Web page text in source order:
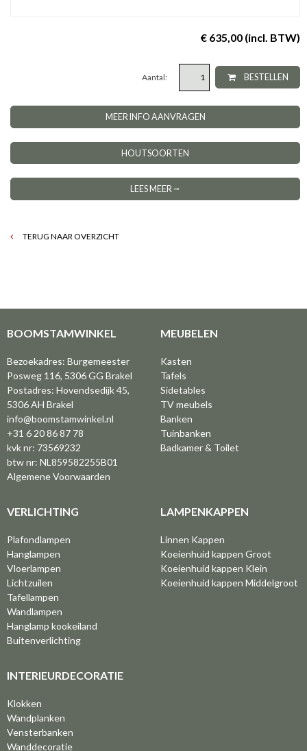
€ 635,00 (incl. BTW)
Aantal: BESTELLEN
MEER INFO AANVRAGEN
HOUTSOORTEN
LEES MEER ⭢
TERUG NAAR OVERZICHT
BOOMSTAMWINKEL
Bezoekadres: Burgemeester
Posweg 116, 5306 GG Brakel
Postadres: Hovendsedijk 45,
5306 AH Brakel
info@boomstamwinkel.nl
+31 6 20 86 87 78
kvk nr: 73569232
btw nr: NL859582255B01
Algemene Voorwaarden
MEUBELEN
Kasten
Tafels
Sidetables
TV meubels
Banken
Tuinbanken
Badkamer & Toilet
VERLICHTING
Plafondlampen
Hanglampen
Vloerlampen
Lichtzuilen
Tafellampen
Wandlampen
Hanglamp kookeiland
Buitenverlichting
LAMPENKAPPEN
Linnen Kappen
Koeienhuid kappen Groot
Koeienhuid kappen Klein
Koeienhuid kappen Middelgroot
INTERIEURDECORATIE
Klokken
Wandplanken
Vensterbanken
Wanddecoratie